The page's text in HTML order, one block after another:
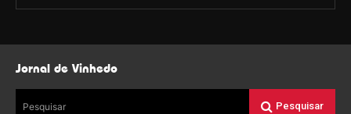
Jornal de Vinhedo
Pesquisar Pesquisar